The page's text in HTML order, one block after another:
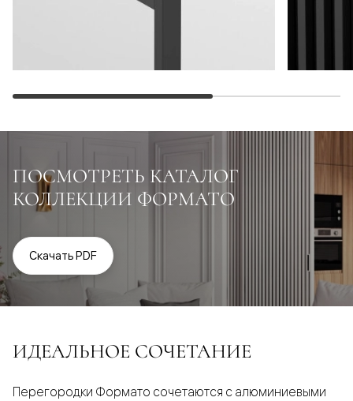
ПОСМОТРЕТЬ КАТАЛОГ
КОЛЛЕКЦИИ ФОРМАТО
Скачать PDF
ИДЕАЛЬНОЕ СОЧЕТАНИЕ
Перегородки Формато сочетаются с алюминиевыми